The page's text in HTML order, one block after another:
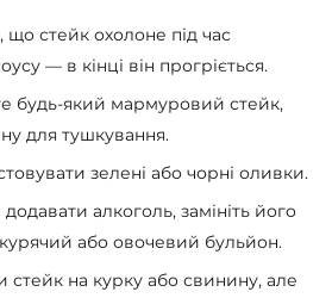
стейк охолоне під час
— в кінці він прогріється.
будь-який мармуровий стейк,
для тушкування.
зелені або чорні оливки.
алкоголь, замініть його
або овочевий бульйон.
стейк на курку або свинину, але